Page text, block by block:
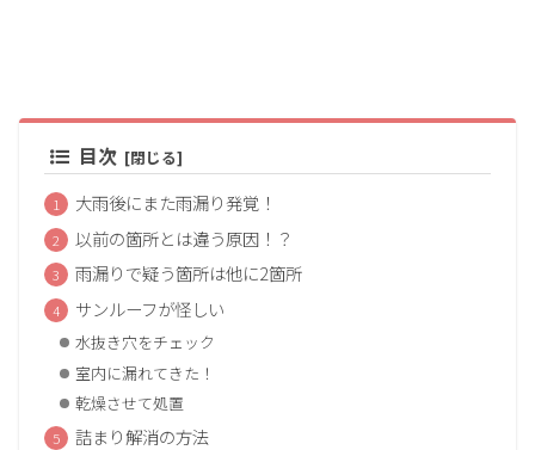
目次
大雨後にまた雨漏り発覚！
以前の箇所とは違う原因！？
雨漏りで疑う箇所は他に2箇所
サンルーフが怪しい
水抜き穴をチェック
室内に漏れてきた！
乾燥させて処置
詰まり解消の方法